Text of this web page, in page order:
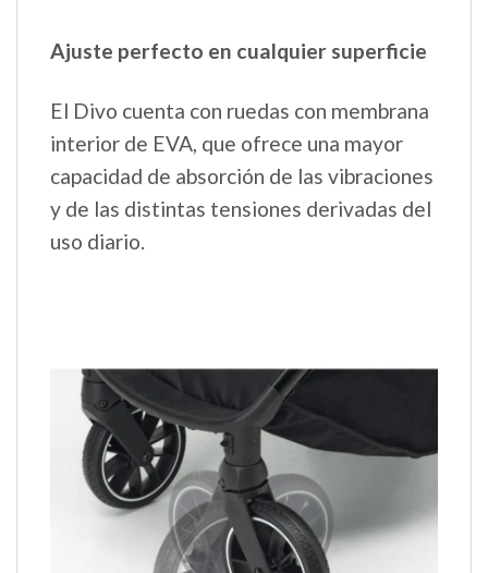
Ajuste perfecto en cualquier superficie
El Divo cuenta con ruedas con membrana
interior de EVA, que ofrece una mayor
capacidad de absorción de las vibraciones
y de las distintas tensiones derivadas del
uso diario.